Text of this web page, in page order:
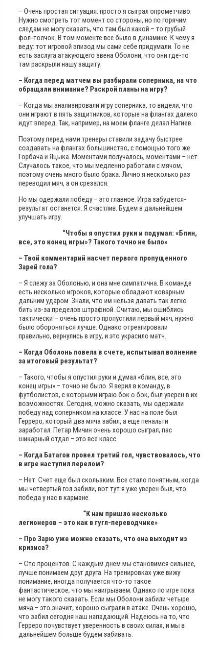
– Очень простая ситуация: просто я сыграл опрометчиво.
Нужно смотреть тот момент со стороны, но по горячим
следам не могу сказать, что там был какой – то грубый
фол-толчок. В том моменте все было в динамике. К чему я
веду: тот игровой эпизод мы сами себе придумали. То не
есть заслуга атакующего звена Оболони, что они где-то
там раскрыли нашу защиту.
– Когда перед матчем вы разбирали соперника, на что
обращали внимание? Раскрой планы на игру?
– Когда мы анализировали игру соперника, то видели, что
они играют в пять защитников, которые на флангах далеко
идут вперед. Так, например, на моем фланге делал Нагиев.
Поэтому перед нами тренеры ставили задачу быстрее
создавать на флангах большинство, с помощью того же
Горбача и Яцыка. Моментами получалось, моментами – нет.
Случалось такое, что мы медленно работали с мячом,
поэтому очень много было брака. Лично я несколько раз
переводил мяч, а он срезался.
Но мы одержали победу – это главное. Игра забудется-
результат останется. Я счастлив. Будем в дальнейшем
улучшать игру.
“Чтобы я опустил руки и подумал: «Блин,
все, это конец игры»? Такого точно не было»
– Твой комментарий насчет первого пропущенного
Зарей гола?
– Я слежу за Оболонью, и она мне симпатична. В команде
есть несколько игроков, которые обладают коварным
дальним ударом. Знали, что им нельзя давать так легко
бить из-за пределов штрафной. Считаю, мы ошиблись
тактически – очень просто пропустили первый мяч, нужно
было обороняться лучше. Однако отреагировали
правильно, вернулись в игру, и это украсило матч.
– Когда Оболонь повела в счете, испытывал волнение
за итоговый результат?
– Такого, чтобы я опустил руки и думал «блин, все, это
конец игры» – точно не было. Я верил в команду, в
футболистов, с которыми играю бок о бок, был уверен в их
возможностях. Сегодня, можно сказать, мы одержали
победу над соперником на классе. У нас на поле был
Герреро, который два мяча забил, а еще пенальти
заработал. Петар Мичин очень хорошо сыграл, пас
шикарный отдал – это все класс.
– Когда Батагов провел третий гол, чувствовалось, что
в игре наступил перелом?
– Нет. Счет еще был скользким. Все стало понятным, когда
мы четвертый гол забили, вот тут я уже уверен был, что
победа у нас в кармане.
“К нам пришло несколько
легионеров – это как в гугл-переводчике»
– Про Зарю уже можно сказать, что она выходит из
кризиса?
– Сто процентов. С каждым днем мы становимся сильнее,
лучше понимаем друг друга. На тренировках уже вижу
понимание, иногда получается что-то такое
фантастическое, что мы наигрываем. Однако по игре пока
не могу такого сказать. Если мы Оболони забили четыре
мяча – это значит, хорошо сыграли в атаке. Очень хорошо,
что забил сегодня наш нападающий. Надеюсь на то, что
Герреро почувствует уверенность в своих силах, и мы в
дальнейшем больше будем забивать.